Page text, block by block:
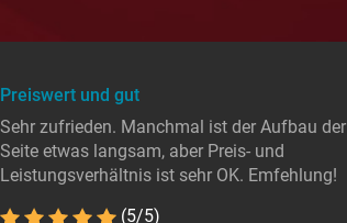
Preiswert und gut
Sehr zufrieden. Manchmal ist der Aufbau der
Seite etwas langsam, aber Preis- und
Leistungsverhältnis ist sehr OK. Emfehlung!
(5/5)